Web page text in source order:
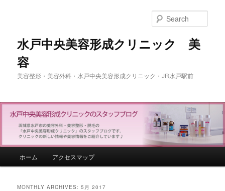
水戸中央美容形成クリニック 美
容
美容整形・美容外科・水戸中央美容形成クリニック・JR水戸駅前
Skip to primary content
Skip to secondary content
ホーム アクセスマップ
MONTHLY ARCHIVES:5月 2017